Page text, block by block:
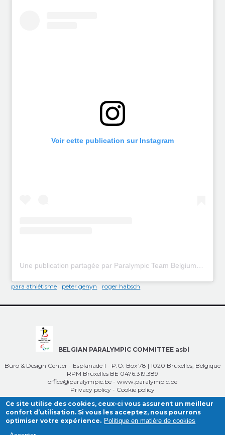
Voir cette publication sur Instagram
para athlétisme peter genyn roger habsch
BELGIAN PARALYMPIC COMMITTEE asbl
Buro & Design Center - Esplanade 1 - P.O. Box 78 | 1020 Bruxelles, Belgique
RPM Bruxelles BE 0476.319.389
office@paralympic.be - www.paralympic.be
Privacy policy - Cookie policy
Ce site utilise des cookies, ceux-ci vous assurent un meilleur
confort d’utilisation. Si vous les acceptez, nous pourrons
optimiser votre expérience. Politique en matière de cookies